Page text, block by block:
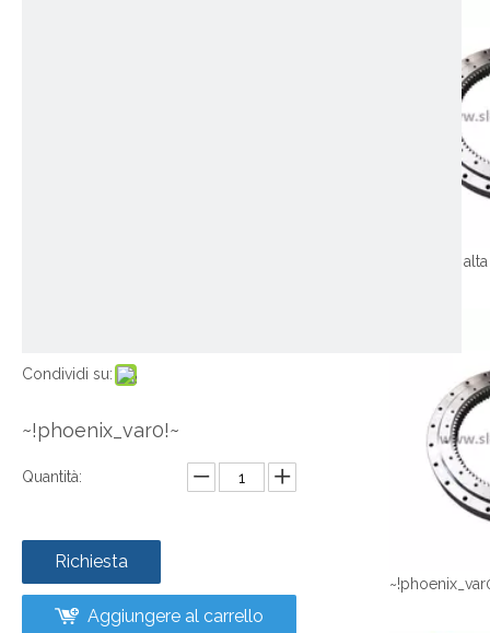
Condividi su:
~!phoenix_var0!~
Quantità:
Richiesta
Aggiungere al carrello